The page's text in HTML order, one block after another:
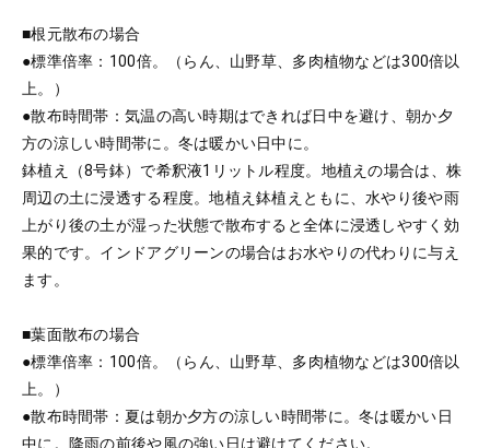
■根元散布の場合
●標準倍率：100倍。（らん、山野草、多肉植物などは300倍以
上。）
●散布時間帯：気温の高い時期はできれば日中を避け、朝か夕
方の涼しい時間帯に。冬は暖かい日中に。
鉢植え（8号鉢）で希釈液1リットル程度。地植えの場合は、株
周辺の土に浸透する程度。地植え鉢植えともに、水やり後や雨
上がり後の土が湿った状態で散布すると全体に浸透しやすく効
果的です。インドアグリーンの場合はお水やりの代わりに与え
ます。
■葉面散布の場合
●標準倍率：100倍。（らん、山野草、多肉植物などは300倍以
上。）
●散布時間帯：夏は朝か夕方の涼しい時間帯に。冬は暖かい日
中に。降雨の前後や風の強い日は避けてください。